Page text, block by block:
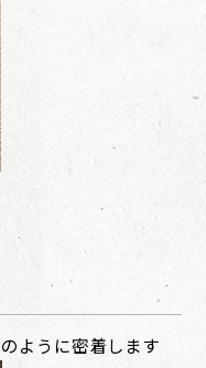
ように密着します